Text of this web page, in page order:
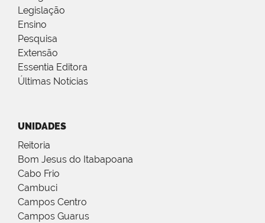
Legislação
Ensino
Pesquisa
Extensão
Essentia Editora
Últimas Notícias
UNIDADES
Reitoria
Bom Jesus do Itabapoana
Cabo Frio
Cambuci
Campos Centro
Campos Guarus